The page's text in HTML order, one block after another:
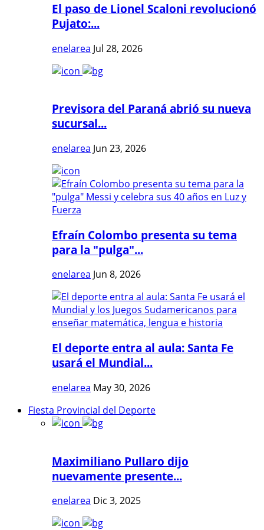
El paso de Lionel Scaloni revolucionó
Pujato:...
enelarea Jul 28, 2026
Previsora del Paraná abrió su nueva
sucursal...
enelarea Jun 23, 2026
Efraín Colombo presenta su tema
para la "pulga"...
enelarea Jun 8, 2026
El deporte entra al aula: Santa Fe
usará el Mundial...
enelarea May 30, 2026
Fiesta Provincial del Deporte
Maximiliano Pullaro dijo
nuevamente presente...
enelarea Dic 3, 2025